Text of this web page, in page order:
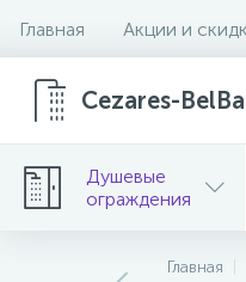
Главная Акции и
Cezares-
Душевые
ограждения
Главная